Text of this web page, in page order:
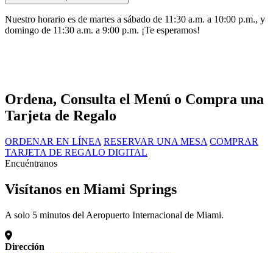
Nuestro horario es de martes a sábado de 11:30 a.m. a 10:00 p.m., y
domingo de 11:30 a.m. a 9:00 p.m. ¡Te esperamos!
Ordena, Consulta el Menú o Compra una
Tarjeta de Regalo
ORDENAR EN LÍNEA RESERVAR UNA MESA COMPRAR
TARJETA DE REGALO DIGITAL
Encuéntranos
Visítanos en Miami Springs
A solo 5 minutos del Aeropuerto Internacional de Miami.
Dirección